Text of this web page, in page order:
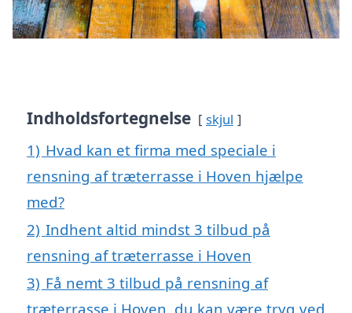
Indholdsfortegnelse skjul
1) Hvad kan et firma med speciale i
rensning af træterrasse i Hoven hjælpe
med?
2) Indhent altid mindst 3 tilbud på
rensning af træterrasse i Hoven
3) Få nemt 3 tilbud på rensning af
træterrasse i Hoven, du kan være tryg ved